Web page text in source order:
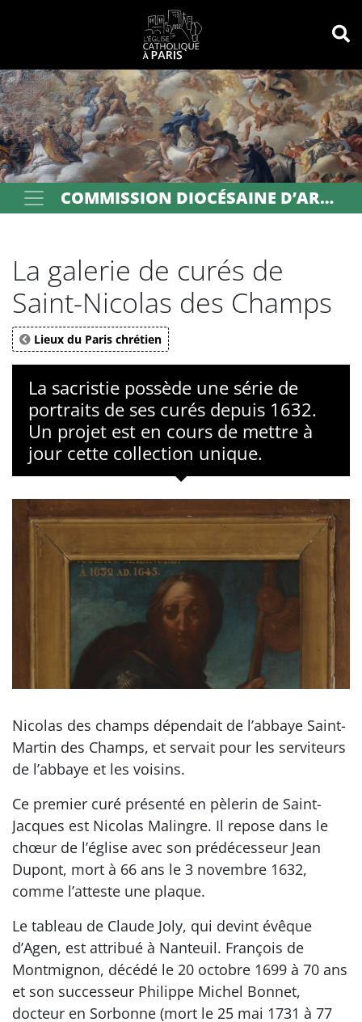
Votre recherche OK
COMMISSION DIOCÉSAINE D’ART SACRÉ DE PARIS
La galerie de curés de
Saint-Nicolas des Champs
Lieux du Paris chrétien
La sacristie possède une série de
portraits de ses curés depuis 1632.
Un projet est en cours de mettre à
jour cette collection unique.
Nicolas des champs dépendait de l’abbaye Saint-
Martin des Champs, et servait pour les serviteurs
de l’abbaye et les voisins.
Ce premier curé présenté en pèlerin de Saint-
Jacques est Nicolas Malingre. Il repose dans le
chœur de l’église avec son prédécesseur Jean
Dupont, mort à 66 ans le 3 novembre 1632,
comme l’atteste une plaque.
Le tableau de Claude Joly, qui devint évêque
d’Agen, est attribué à Nanteuil. François de
Montmignon, décédé le 20 octobre 1699 à 70 ans
et son successeur Philippe Michel Bonnet,
docteur en Sorbonne (mort le 25 mai 1731 à 77
Panneau de gestion des cookies